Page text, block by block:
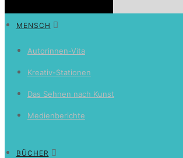
MENSCH
Autorinnen-Vita
Kreativ-Stationen
Das Sehnen nach Kunst
Medienberichte
BÜCHER